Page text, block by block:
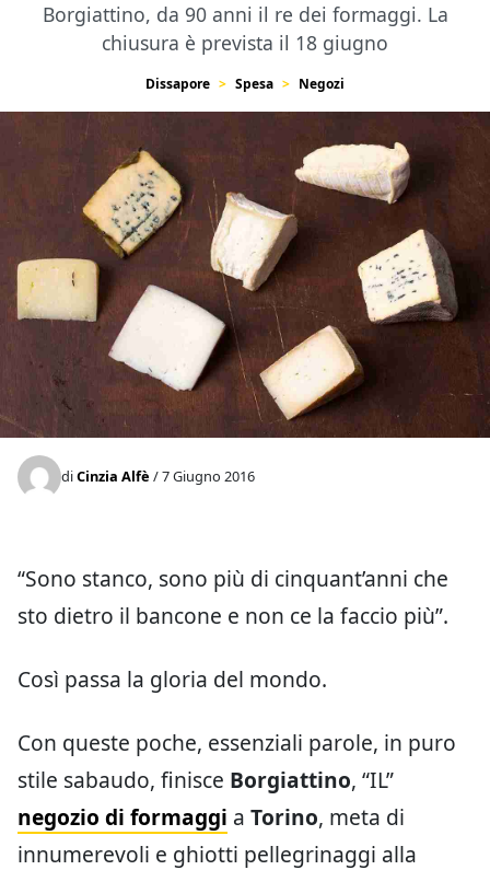
Borgiattino, da 90 anni il re dei formaggi. La
chiusura è prevista il 18 giugno
Dissapore Spesa Negozi
diCinzia Alfè / 7 Giugno 2016
“Sono stanco, sono più di cinquant’anni che
sto dietro il bancone e non ce la faccio più”.
Così passa la gloria del mondo.
Con queste poche, essenziali parole, in puro
stile sabaudo, finisce Borgiattino, “IL”
negozio di formaggi a Torino, meta di
innumerevoli e ghiotti pellegrinaggi alla